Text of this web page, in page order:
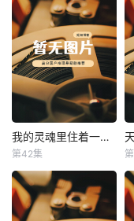
我的灵魂里住着一条龙 我的灵魂里住着一条龙
第42集